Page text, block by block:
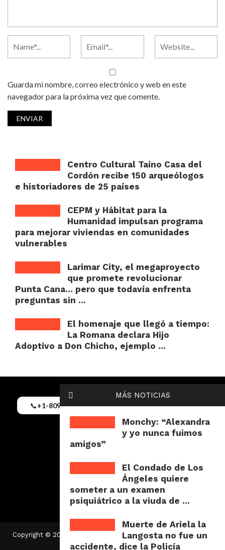
Guarda mi nombre, correo electrónico y web en este
navegador para la próxima vez que comente.
MÁS NOTICIAS
Monchy: “Alexandra
y yo nunca fuimos
amigos”
El Condado de Los
Ángeles quiere
someter a un examen
psiquiátrico a la viuda de ...
Muerte de Ariela la
Langosta no fue un
accidente, dice la Policía
Centro Cultural Taíno Casa del
Cordón recibe 150 arqueólogos
e historiadores de 25 países
CEPM y Hábitat para la
Humanidad impulsan programa
para mejorar viviendas en comunidades
vulnerables
Larimar City, el megaproyecto
que promete revolucionar
Punta Cana… pero que todavía enfrenta
preguntas sin ...
El homenaje que llegó a tiempo:
La Romana declara Hijo
Adoptivo a Don Chicho, ejemplo ...
📞+1-809-352-9062 ✉️Puntacanamix@gmail.com
Copyright © 2025 Puntacanamix | Web y app desarrolladas por
Angelm2b